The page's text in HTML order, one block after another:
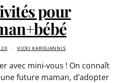
pour
VICKI KARIGIANNIS
avec mini-vous ! On connaît
future maman, d’adopter